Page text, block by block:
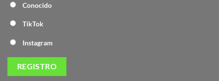
Conocido
TikTok
Instagram